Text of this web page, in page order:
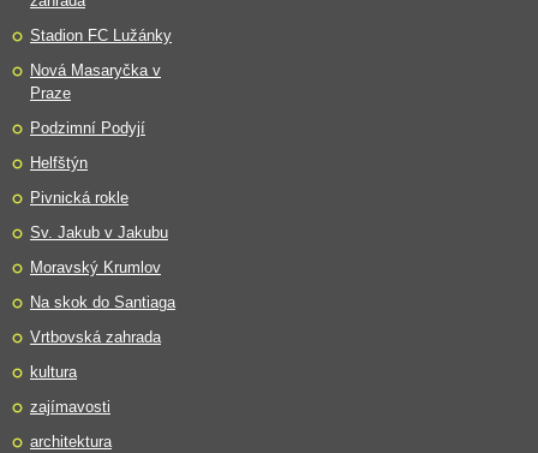
Stadion FC Lužánky
Nová Masaryčka v
Praze
Podzimní Podyjí
Helfštýn
Pivnická rokle
Sv. Jakub v Jakubu
Moravský Krumlov
Na skok do Santiaga
Vrtbovská zahrada
kultura
zajímavosti
architektura